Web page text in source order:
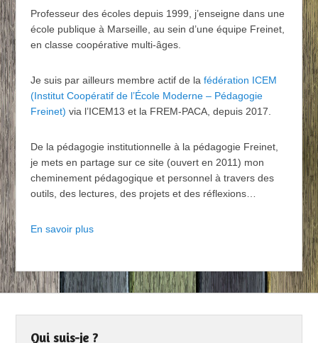
Professeur des écoles depuis 1999, j’enseigne dans une
école publique à Marseille, au sein d’une équipe Freinet,
en classe coopérative multi-âges.
Je suis par ailleurs membre actif de la fédération ICEM
(Institut Coopératif de l’École Moderne – Pédagogie
Freinet) via l’ICEM13 et la FREM-PACA, depuis 2017.
De la pédagogie institutionnelle à la pédagogie Freinet,
je mets en partage sur ce site (ouvert en 2011) mon
cheminement pédagogique et personnel à travers des
outils, des lectures, des projets et des réflexions…
En savoir plus
Qui suis-je ?